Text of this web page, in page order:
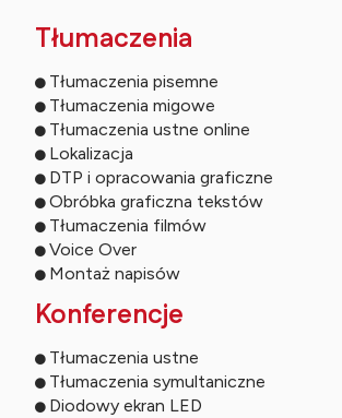
Tłumaczenia
Tłumaczenia pisemne
Tłumaczenia migowe
Tłumaczenia ustne online
Lokalizacja
DTP i opracowania graficzne
Obróbka graficzna tekstów
Tłumaczenia filmów
Voice Over
Montaż napisów
Konferencje
Tłumaczenia ustne
Tłumaczenia symultaniczne
Diodowy ekran LED